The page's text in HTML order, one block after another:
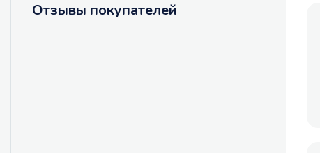
Отзывы покупателей